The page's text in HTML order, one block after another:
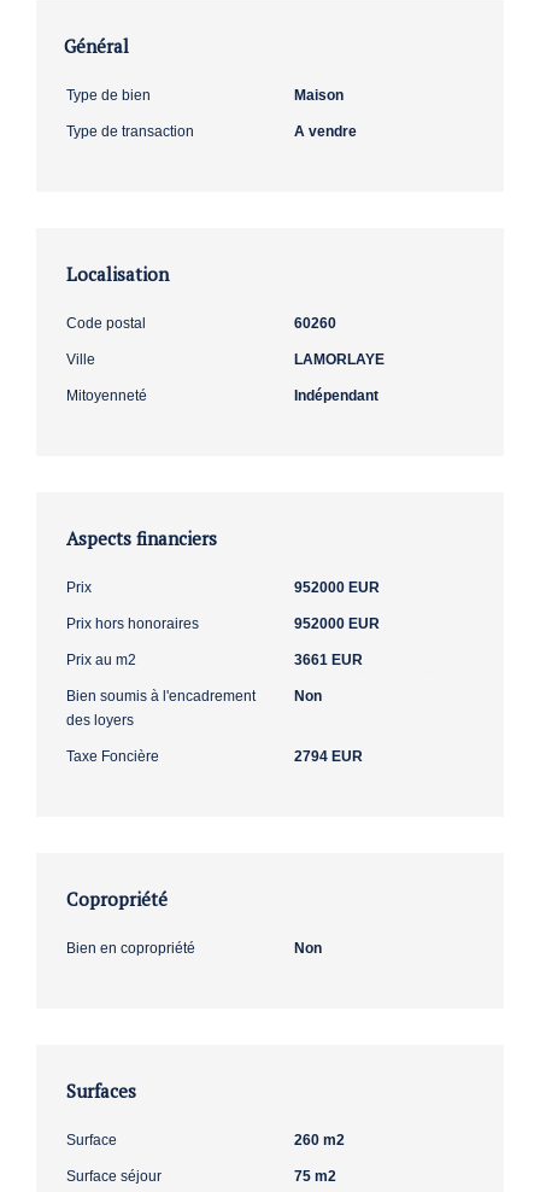
Général
Type de bien Maison
Type de transaction A vendre
Localisation
Code postal 60260
Ville LAMORLAYE
Mitoyenneté Indépendant
Aspects financiers
Prix 952000 EUR
Prix hors honoraires 952000 EUR
Prix au m2 3661 EUR
Bien soumis à l'encadrement
des loyers
Non
Taxe Foncière 2794 EUR
Copropriété
Bien en copropriété Non
Surfaces
Surface 260 m2
Surface séjour 75 m2